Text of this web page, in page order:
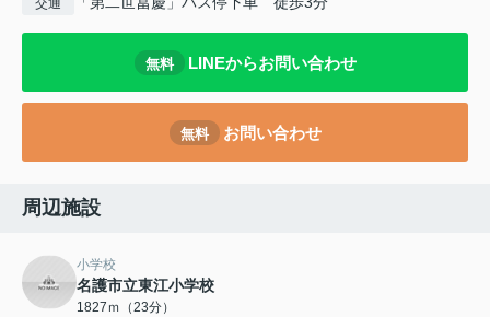
交通
無料 LINEからお問い合わせ
無料 お問い合わせ
周辺施設
小学校
名護市立東江小学校
1827ｍ（23分）